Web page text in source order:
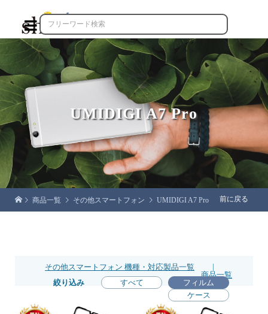

UMIDIGI A7 Pro
商品一覧 その他スマートフォン UMIDIGI A7 Pro 前に戻る
その他スマートフォン 機種・対応製品一覧
|
商品一覧
絞り込み
すべて
フィルム
ケース